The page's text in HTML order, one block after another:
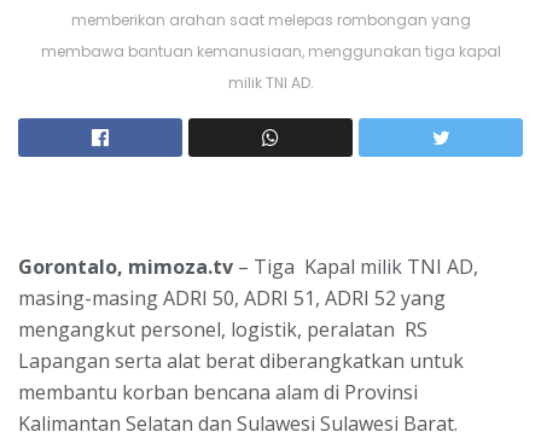
memberikan arahan saat melepas rombongan yang
membawa bantuan kemanusiaan, menggunakan tiga kapal
milik TNI AD.
Gorontalo, mimoza.tv – Tiga Kapal milik TNI AD,
masing-masing ADRI 50, ADRI 51, ADRI 52 yang
mengangkut personel, logistik, peralatan RS
Lapangan serta alat berat diberangkatkan untuk
membantu korban bencana alam di Provinsi
Kalimantan Selatan dan Sulawesi Sulawesi Barat.